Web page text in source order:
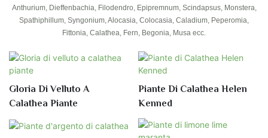
Anthurium, Dieffenbachia, Filodendro, Epipremnum, Scindapsus, Monstera,
Spathiphillum, Syngonium, Alocasia, Colocasia, Caladium, Peperomia,
Fittonia, Calathea, Fern, Begonia, Musa ecc.
Gloria Di Velluto A
Calathea Piante
Piante Di Calathea Helen
Kenned